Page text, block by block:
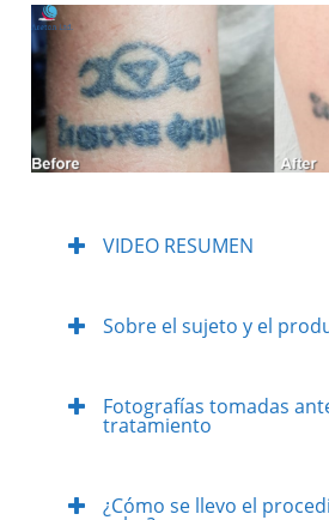
VIDEO RESUMEN
Sobre el sujeto y el
Fotografías tomadas
tratamiento
¿Cómo se llevo el